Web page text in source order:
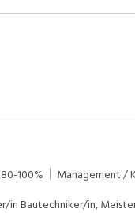
80-100%
Management /
Bautechniker/in,